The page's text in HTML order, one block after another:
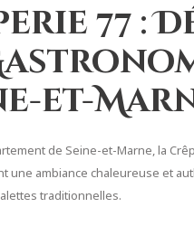
77 :
et-
de Seine-et-Marne, la
une ambiance chaleureuse et
traditionnelles.